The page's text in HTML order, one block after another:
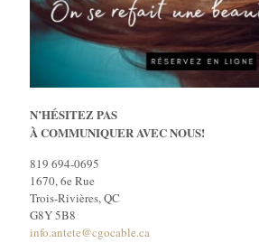
N’HÉSITEZ PAS
À COMMUNIQUER AVEC NOUS!
819 694-0695
1670, 6e Rue
Trois-Rivières, QC
G8Y 5B8
info.antete@cgocable.ca